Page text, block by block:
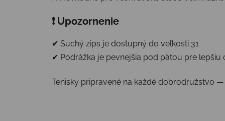
❗ Upozornenie
✔ Suchý zips je dostupný do veľkosti 31
✔ Podrážka je pevnejšia pod pätou pre lepšiu
Tenisky pripravené na každé dobrodružstvo